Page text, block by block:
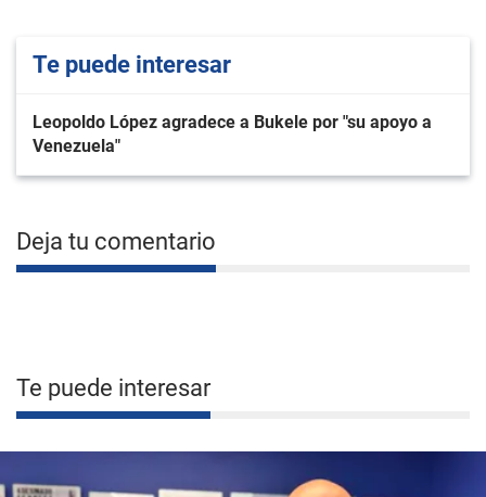
Te puede interesar
Leopoldo López agradece a Bukele por "su apoyo a
Venezuela"
Deja tu comentario
Te puede interesar